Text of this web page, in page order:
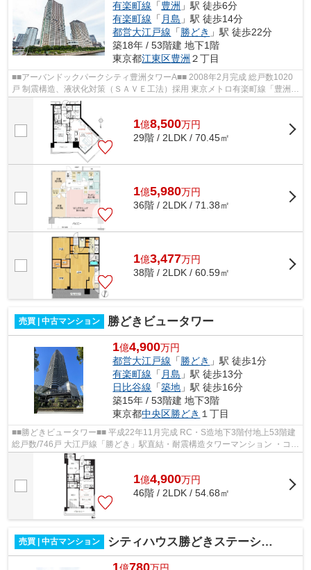
有楽町線 「豊洲 」駅 徒歩6分
有楽町線 「 月島 」駅 徒歩14分
都営大江戸線 「勝どき 」駅 徒歩22分
築18年 / 53階建 地下1階
東京都江東区豊洲 ２丁目
■■アーバンドックパークシティ豊洲タワーA■■ 2008年2月完成 総戸数1020
戸 制震構造、液状化対策（ＳＡＶＥ工法）採用 東京メトロ有楽町線「豊洲」
駅徒歩6分 ゆりかもめ「豊洲」駅徒...
1億8,500万円
29階 / 2LDK / 70.45㎡
1億5,980万円
36階 / 2LDK / 71.38㎡
1億3,477万円
38階 / 2LDK / 60.59㎡
売買 | 中古マンション 勝どきビュータワー
1億4,900万円
都営大江戸線 「 勝どき 」駅 徒歩1分
有楽町線 「 月島 」駅 徒歩13分
日比谷線 「築地 」駅 徒歩16分
築15年 / 53階建 地下3階
東京都中央区勝どき １丁目
■■勝どきビュータワー■■ 平成22年11月完成 RC・S造地下3階付地上53階建
総戸数/746戸 大江戸線「勝どき」駅直結・耐震構造タワーマンション ・コン
シェルジュサービス＆24時間有人...
1億4,900万円
46階 / 2LDK / 54.68㎡
売買 | 中古マンション シティハウス勝どきステーションコート
1億780万円